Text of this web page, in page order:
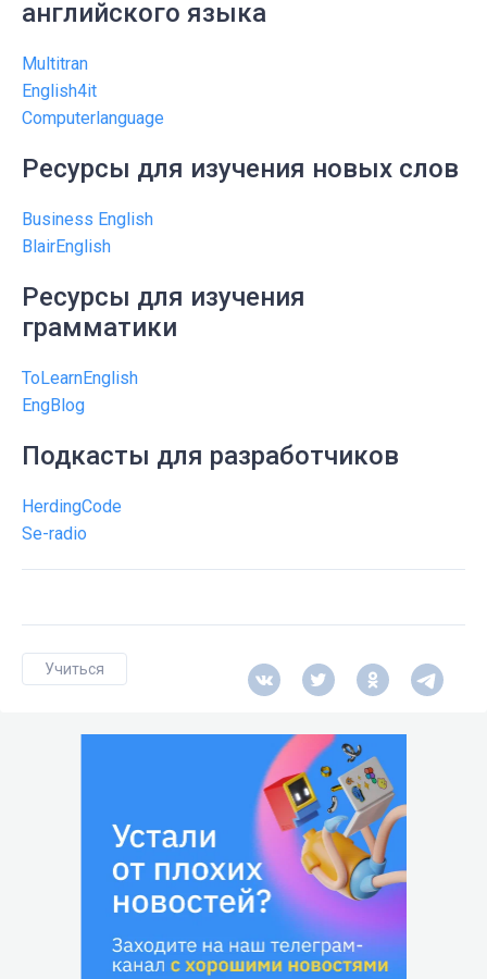
английского языка
Multitran
English4it
Computerlanguage
Ресурсы для изучения новых слов
Business English
BlairEnglish
Ресурсы для изучения
грамматики
ToLearnEnglish
EngBlog
Подкасты для разработчиков
HerdingCode
Se-radio
Учиться